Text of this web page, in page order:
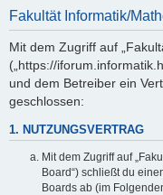
Fakultät Informatik/
Mit dem Zugriff auf
(„https://
und dem Betreiber ein
geschlossen:
1. NUTZUNGSVERTRAG
Mit dem Zugriff auf
Board“) schließt du
Boards ab (im